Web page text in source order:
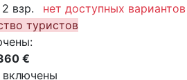
взр.
нет доступных вариантов
туристов
€